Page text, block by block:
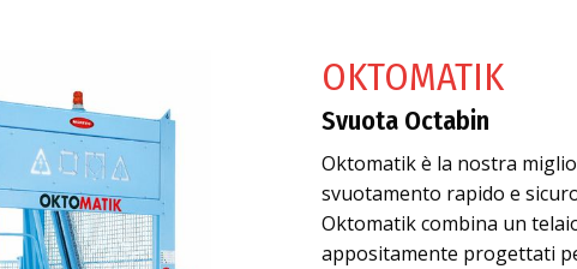
OKTOMATIK
Svuota Octabin
Oktomatik è la nostra
svuotamento rapido e
Oktomatik combina un
appositamente progettati